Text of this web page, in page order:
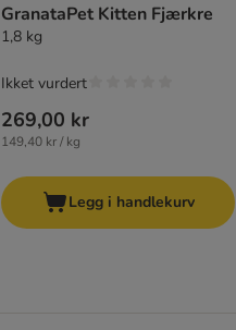
GranataPet Kitten Fjærkre
1,8 kg
269,00 kr
149,40 kr / kg
Ikket vurdert
Legg i handlekurv